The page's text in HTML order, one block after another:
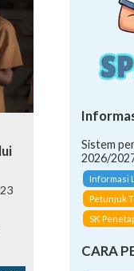
Sistem
2026/
Informasi
Petunjuk
SK
CARA